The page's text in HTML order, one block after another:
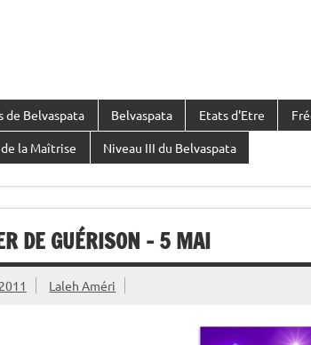
de Belvaspata Belvaspata Etats d'Etre
la Maîtrise Niveau III du Belvaspata
DE GUÉRISON – 5 MAI
Laleh Améri